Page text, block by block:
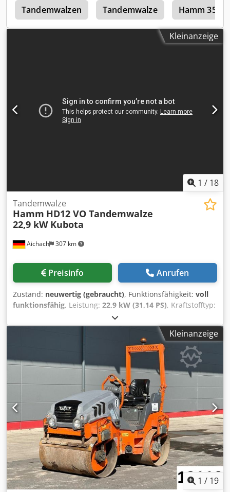
Tandemwalzen Tandemwalze Hamm 3520
Kleinanzeige
1 / 18
Aichach 307 km
Tandemwalze
Hamm HD12 VO Tandemwalze
22,9 kW Kubota
Preisinfo Anrufen
Zustand: neuwertig (gebraucht), Funktionsfähigkeit: voll
funktionsfähig, Leistung: 22,9 kW (31,14 PS), Kraftstofftyp:
, Betriebsgewicht:
2015, Betriebsstunden:300 h, Hamm HD12 VO
Tandemwalze mit Oszillation Cjdpfxszhklde Akkoha
Baujahr 2015 300 h 22,9 kW Kubota Motor 2.570 kg - 3.470
kg Kantenschneiderad NEUWERTIG!
Kleinanzeige
1 / 19